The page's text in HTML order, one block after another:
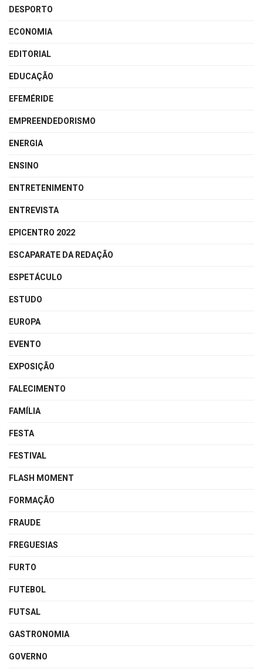
DESPORTO
ECONOMIA
EDITORIAL
EDUCAÇÃO
EFEMÉRIDE
EMPREENDEDORISMO
ENERGIA
ENSINO
ENTRETENIMENTO
ENTREVISTA
EPICENTRO 2022
ESCAPARATE DA REDAÇÃO
ESPETÁCULO
ESTUDO
EUROPA
EVENTO
EXPOSIÇÃO
FALECIMENTO
FAMÍLIA
FESTA
FESTIVAL
FLASH MOMENT
FORMAÇÃO
FRAUDE
FREGUESIAS
FURTO
FUTEBOL
FUTSAL
GASTRONOMIA
GOVERNO